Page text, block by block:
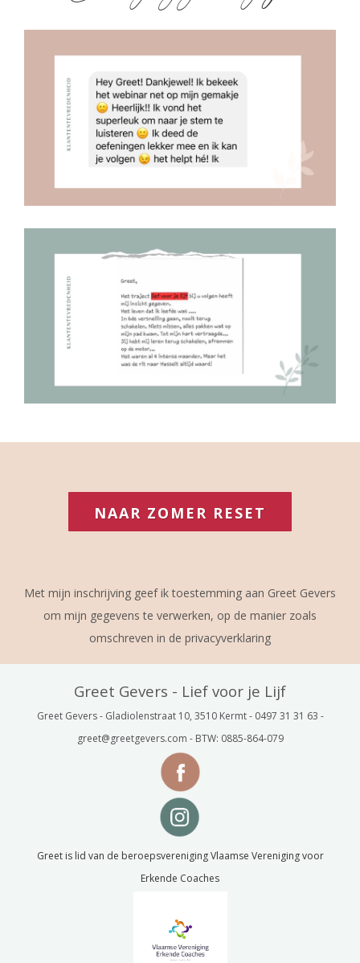
NAAR ZOMER RESET
Met mijn inschrijving geef ik toestemming aan Greet Gevers
om mijn gegevens te verwerken, op de manier zoals
omschreven in de privacyverklaring
Greet Gevers - Lief voor je Lijf
Greet Gevers - Gladiolenstraat 10, 3510 Kermt - 0497 31 31 63 -
greet@greetgevers.com - BTW: 0885-864-079
Greet is lid van de beroepsvereniging Vlaamse Vereniging voor
Erkende Coaches